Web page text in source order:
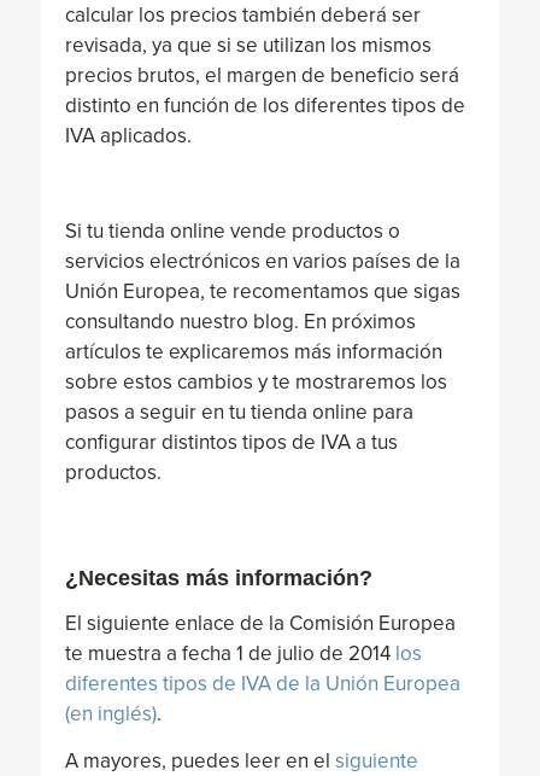
calcular los precios también deberá ser
revisada, ya que si se utilizan los mismos
precios brutos, el margen de beneficio será
distinto en función de los diferentes tipos de
IVA aplicados.
Si tu tienda online vende productos o
servicios electrónicos en varios países de la
Unión Europea, te recomentamos que sigas
consultando nuestro blog. En próximos
artículos te explicaremos más información
sobre estos cambios y te mostraremos los
pasos a seguir en tu tienda online para
configurar distintos tipos de IVA a tus
productos.
¿Necesitas más información?
El siguiente enlace de la Comisión Europea
te muestra a fecha 1 de julio de 2014 los
diferentes tipos de IVA de la Unión Europea
(en inglés).
A mayores, puedes leer en el siguiente